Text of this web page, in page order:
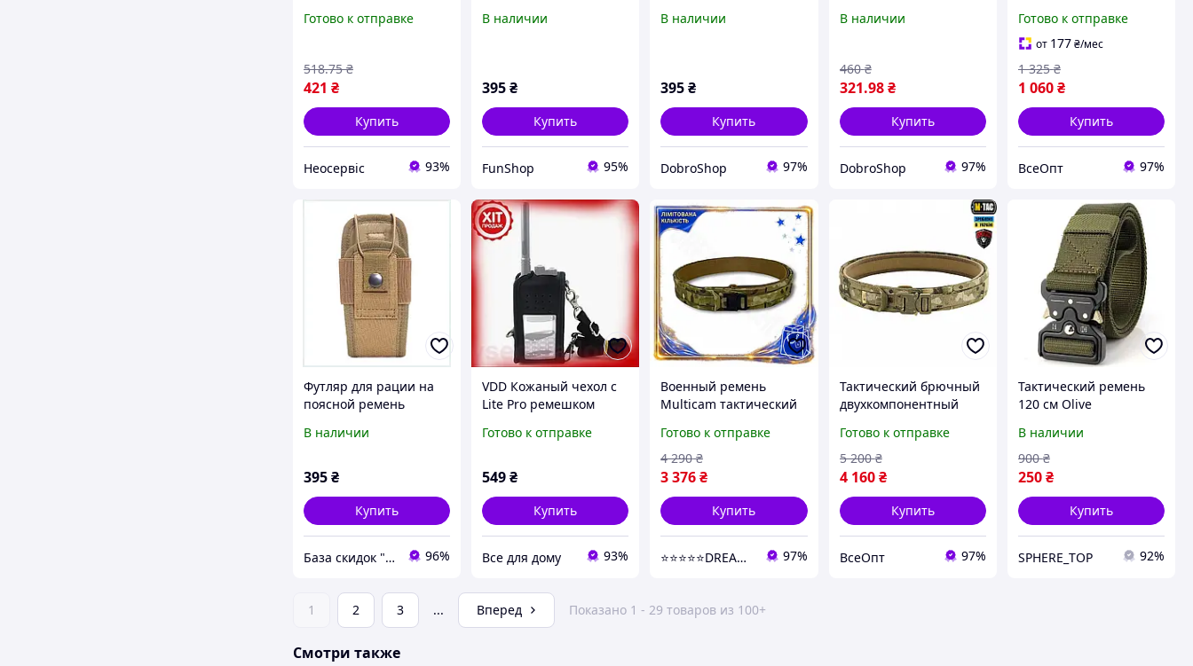
нейлона легкий MOLLE
ремне рю 25Neo-ss
Готово к отправке
421 ₴
518.75 ₴
Купить
Неосервіс 93%
X8M569230
В наличии
395₴
Купить
FunShop 95%
В наличии
395₴
Купить
DobroShop 97%
В наличии
321.98 ₴
460 ₴
Купить
DobroShop 97%
стекловолокно,
размеры 75 х 75 х 150
мм, вес 165 г
Готово к отправке
от 177₴/мес
1 060₴
1 325 ₴
Купить
ВсеОпт 97%
Футляр для рации на
поясной ремень
8X5T692A31
В наличии
395₴
Купить
База скидок "ПромоКот" 96%
VDD Кожаный чехол с
Lite Pro ремешком
Retevis RT3 RT3S TYT
держател VDD11-
Готово к отправке
549₴
Купить
Все для дому 93%
Военный ремень
Multicam тактический
спортсменов с
возможностью
крепления снаряжения
DR-11
Готово к отправке
3 376₴
4 290 ₴
Купить
⭐️⭐️⭐️⭐️⭐️DREAM ON SHOP 97%
Тактический брючный
двухкомпонентный
TAC COBRA BUCKLE,
цвет мультикам размер
M/L, для
Готово к отправке
4 160 ₴
5 200 ₴
Купить
ВсеОпт 97%
Тактический ремень
120 см Olive
В наличии
250₴
900 ₴
Купить
SPHERE_TOP 92%
1 2 3 ... Вперед Показано 1 - 29 товаров из 100+
Смотри также